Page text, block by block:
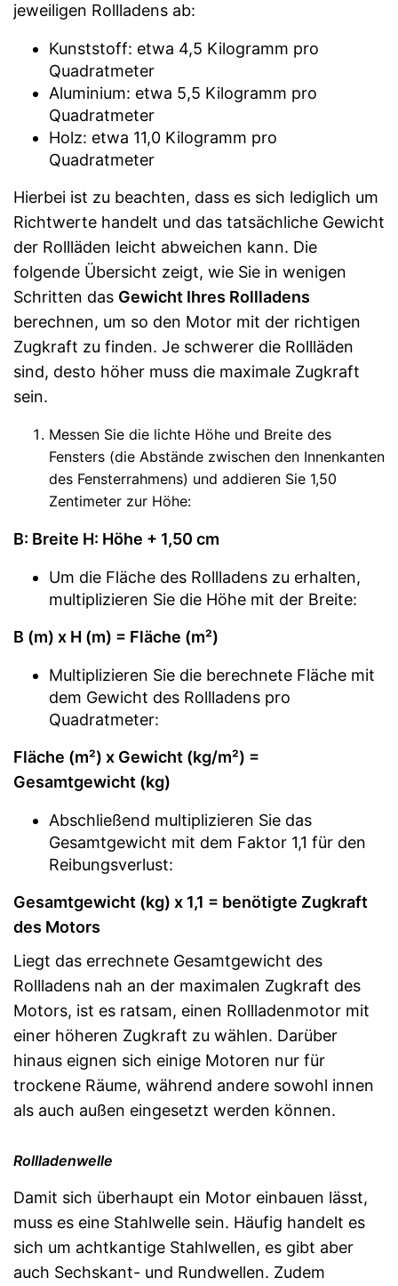
jeweiligen Rollladens ab:
Kunststoff: etwa 4,5 Kilogramm pro
Quadratmeter
Aluminium: etwa 5,5 Kilogramm pro
Quadratmeter
Holz: etwa 11,0 Kilogramm pro
Quadratmeter
Hierbei ist zu beachten, dass es sich lediglich um
Richtwerte handelt und das tatsächliche Gewicht
der Rollläden leicht abweichen kann. Die
folgende Übersicht zeigt, wie Sie in wenigen
Schritten das Gewicht Ihres Rollladens
berechnen, um so den Motor mit der richtigen
Zugkraft zu finden. Je schwerer die Rollläden
sind, desto höher muss die maximale Zugkraft
sein.
Messen Sie die lichte Höhe und Breite des
Fensters (die Abstände zwischen den Innenkanten
des Fensterrahmens) und addieren Sie 1,50
Zentimeter zur Höhe:
B: Breite H: Höhe + 1,50 cm
Um die Fläche des Rollladens zu erhalten,
multiplizieren Sie die Höhe mit der Breite:
B (m) x H (m) = Fläche (m²)
Multiplizieren Sie die berechnete Fläche mit
dem Gewicht des Rollladens pro
Quadratmeter:
Fläche (m²) x Gewicht (kg/m²) =
Gesamtgewicht (kg)
Abschließend multiplizieren Sie das
Gesamtgewicht mit dem Faktor 1,1 für den
Reibungsverlust:
Gesamtgewicht (kg) x 1,1 = benötigte Zugkraft
des Motors
Liegt das errechnete Gesamtgewicht des
Rollladens nah an der maximalen Zugkraft des
Motors, ist es ratsam, einen Rollladenmotor mit
einer höheren Zugkraft zu wählen. Darüber
hinaus eignen sich einige Motoren nur für
trockene Räume, während andere sowohl innen
als auch außen eingesetzt werden können.
Rollladenwelle
Damit sich überhaupt ein Motor einbauen lässt,
muss es eine Stahlwelle sein. Häufig handelt es
sich um achtkantige Stahlwellen, es gibt aber
auch Sechskant- und Rundwellen. Zudem